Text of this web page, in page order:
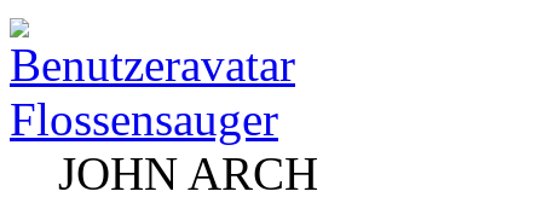
Flossensauger
JOHN ARCH